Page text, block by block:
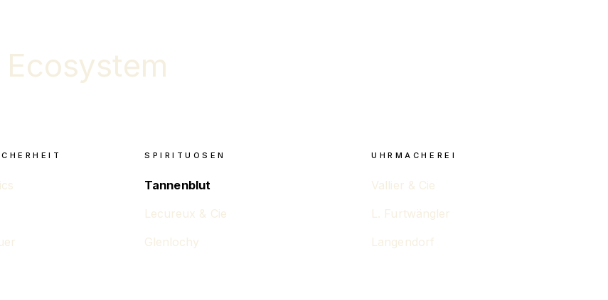
SPIRITUOSEN
Tannenblut
Lecureux & Cie
Glenlochy
UHRMACHEREI
Vallier & Cie
L. Furtwängler
Langendorf